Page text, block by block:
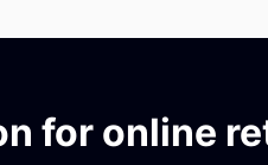
for online